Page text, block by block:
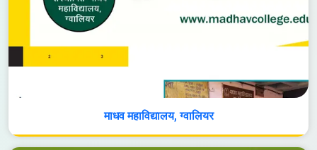
माधव महाविद्यालय, ग्वालियर